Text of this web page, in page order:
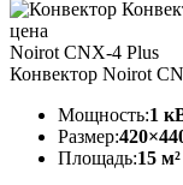
Noirot CNX-4 Plus
Конвектор Noirot
Мощность:1
Размер:
Площадь:15 м²